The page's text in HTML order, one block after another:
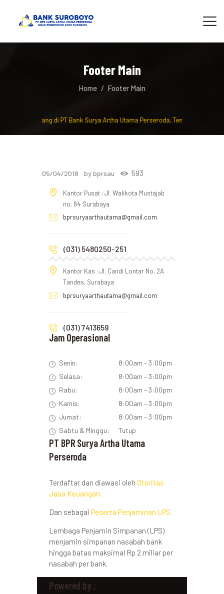
Footer Main
Home Footer Main
Selamat Datang di PT Bank Surya Artha Utama Perseroda, Tempat
05/04/2018 by bprsau 593
Kantor Pusat : Jl. Walikota Mustajab
no. 84 Surabaya
bprsuryaarthautama@gmail.com
(031) 5480250-251
Kantor Kas : Jl. Candi Lontar No. 2A
Tandes, Surabaya
bprsuryaarthautama@gmail.com
(031) 7413659
Jam Operasional
Senin:
8:00am – 3:00pm
Selasa:
8:00am – 3:00pm
Rabu:
8:00am – 3:00pm
Kamis:
8:00am – 3:00pm
Jumat:
8:00am – 3:00pm
Sabtu & Minggu:
Tutup
PT BPR Surya Artha Utama
Perseroda
Terdaftar dan diawasi oleh Otoritas
Jasa Keuangan,
Dan sebagai Peserta Penjaminan LPS.
Lembaga Penjamin Simpanan (LPS)
menjamin simpanan nasabah bank
hingga batas maksimal Rp 2 miliar per
nasabah per bank.
Powered by :